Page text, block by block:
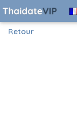
Retour